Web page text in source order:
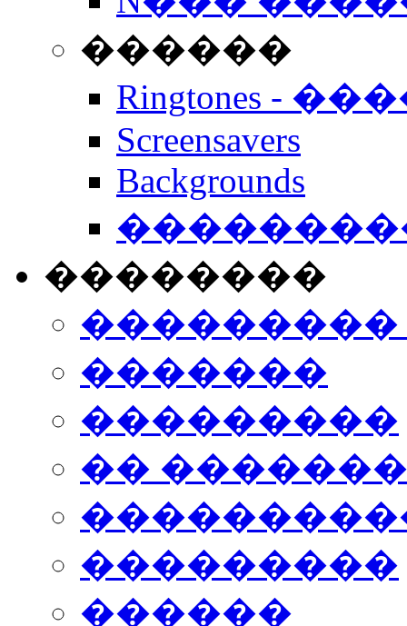
������
Ringtones -
Screensavers
Backgrounds
��������
���������
�������
���������
��
���������
������